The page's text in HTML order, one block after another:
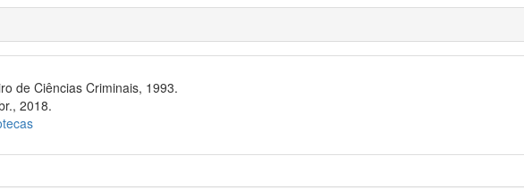
de Ciências Criminais, 1993.
2018.